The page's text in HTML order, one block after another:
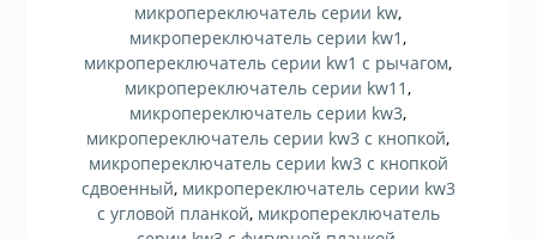
микропереключатель серии kw,
микропереключатель серии kw1,
микропереключатель серии kw1 с рычагом,
микропереключатель серии kw11,
микропереключатель серии kw3,
микропереключатель серии kw3 с кнопкой,
микропереключатель серии kw3 с кнопкой
сдвоенный, микропереключатель серии kw3
с угловой планкой, микропереключатель